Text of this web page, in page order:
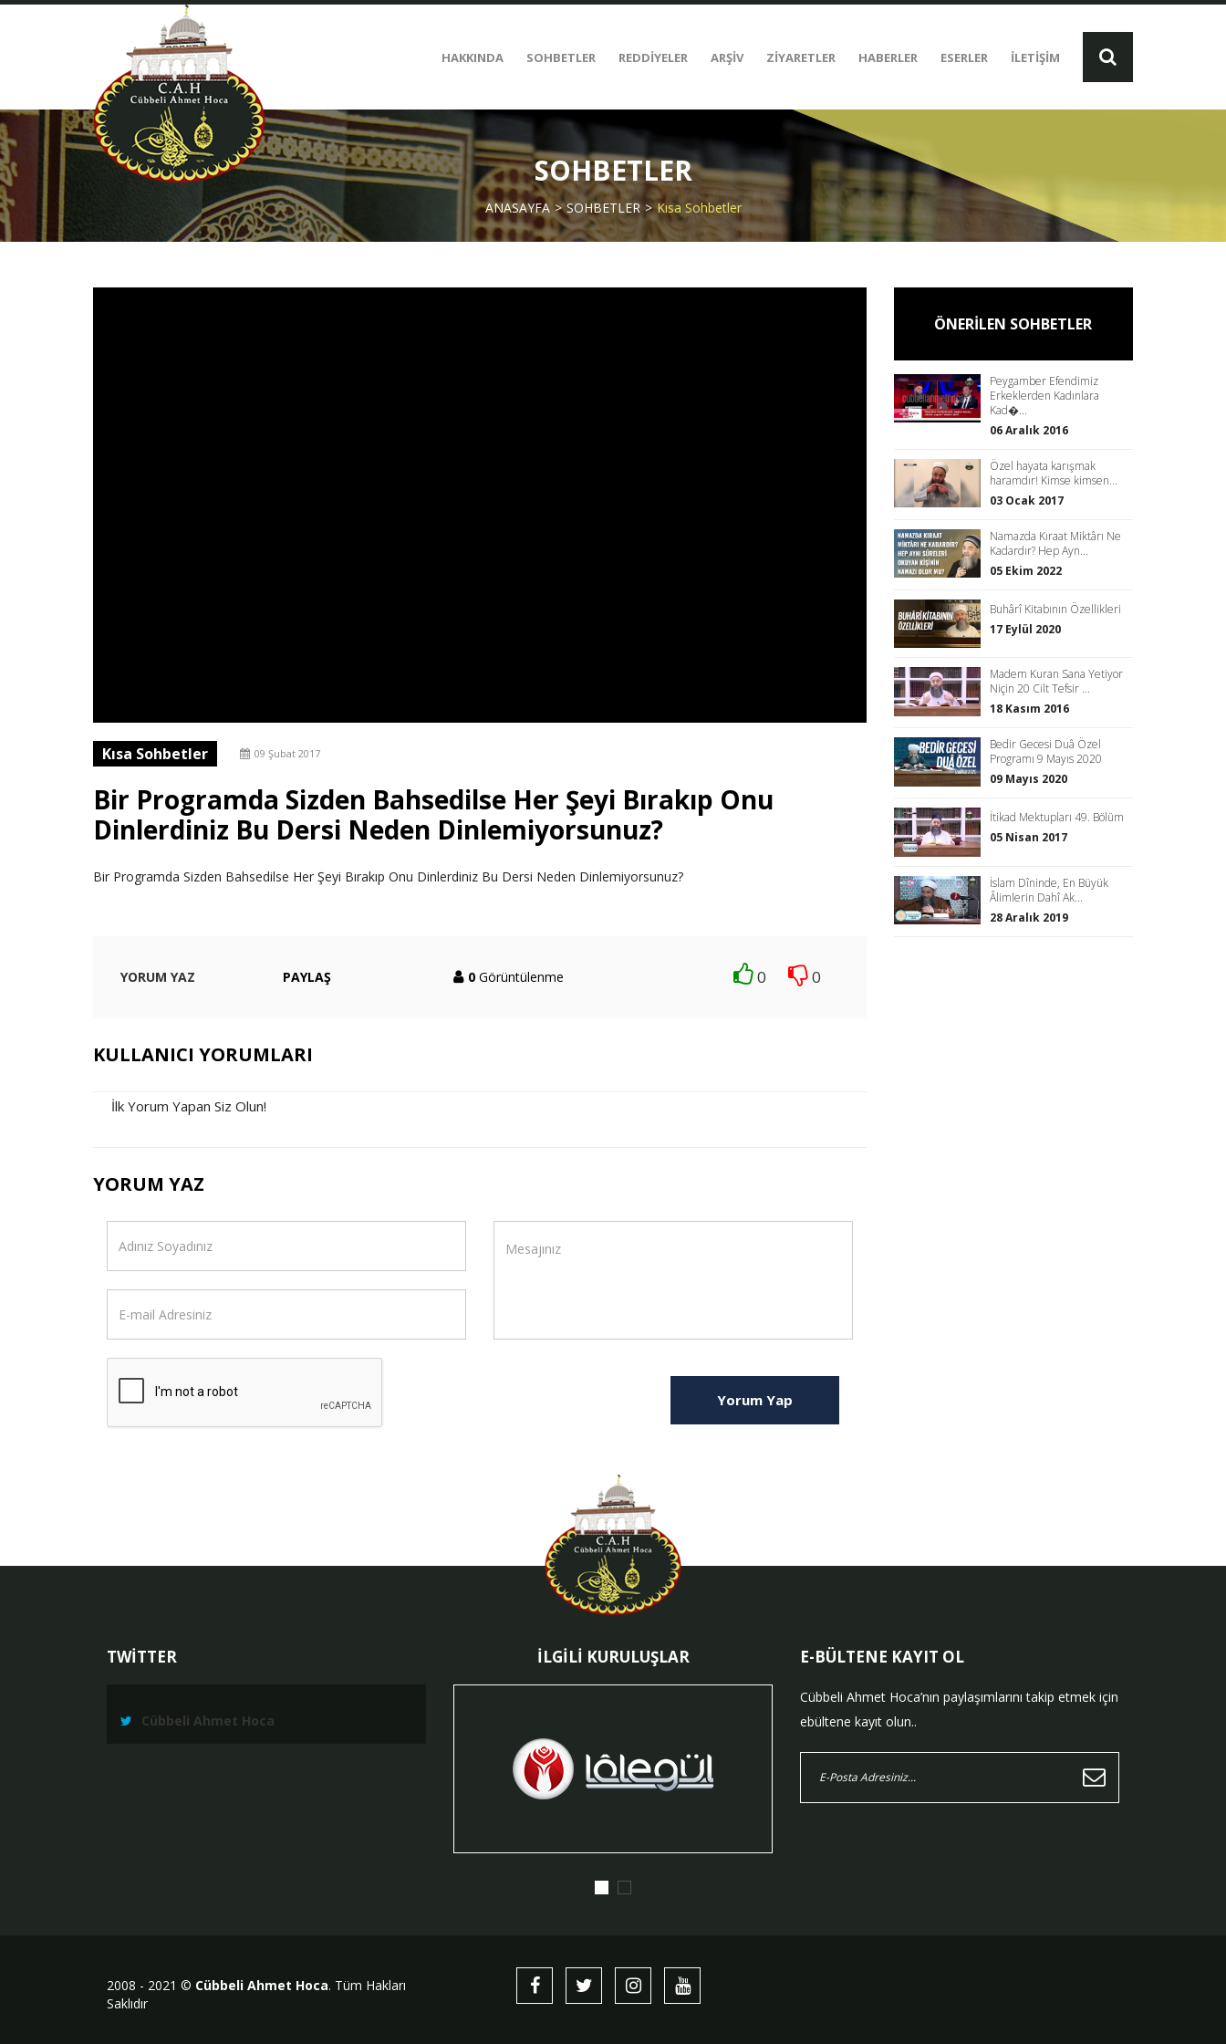
HAKKINDA SOHBETLER REDDİYELER ARŞİV ZİYARETLER HABERLER ESERLER İLETİŞİM
SOHBETLER
ANASAYFA SOHBETLER Kısa Sohbetler
Kısa Sohbetler 09 Şubat 2017
Bir Programda Sizden Bahsedilse Her Şeyi Bırakıp Onu
Dinlerdiniz Bu Dersi Neden Dinlemiyorsunuz?
Bir Programda Sizden Bahsedilse Her Şeyi Bırakıp Onu Dinlerdiniz Bu Dersi Neden Dinlemiyorsunuz?
YORUM YAZ PAYLAŞ 0 Görüntülenme 0 0
KULLANICI YORUMLARI
İlk Yorum Yapan Siz Olun!
YORUM YAZ
Yorum Yap
ÖNERİLEN SOHBETLER
Peygamber Efendimiz
Erkeklerden Kadınlara
Kad�...
06 Aralık 2016
Özel hayata karışmak
haramdır! Kimse kimsen...
03 Ocak 2017
Namazda Kıraat Miktârı Ne
Kadardır? Hep Ayn...
05 Ekim 2022
Buhârî Kitabının Özellikleri
17 Eylül 2020
Madem Kuran Sana Yetiyor
Niçin 20 Cilt Tefsir ...
18 Kasım 2016
Bedir Gecesi Duâ Özel
Programı 9 Mayıs 2020
09 Mayıs 2020
İtikad Mektupları 49. Bölüm
05 Nisan 2017
İslam Dîninde, En Büyük
Âlimlerin Dahî Ak...
28 Aralık 2019
TWİTTER
Cübbeli Ahmet Hoca
İLGİLİ KURULUŞLAR E-BÜLTENE KAYIT OL
Cübbeli Ahmet Hoca’nın paylaşımlarını takip etmek için
ebültene kayıt olun..
2008 - 2021 © Cübbeli Ahmet Hoca. Tüm Hakları
Saklıdır